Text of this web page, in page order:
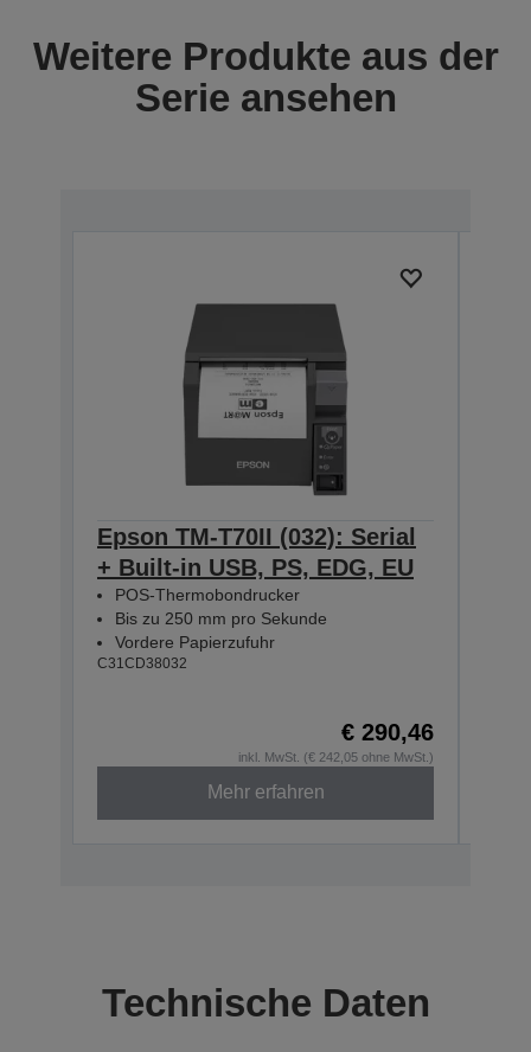
Weitere Produkte aus der
Serie ansehen
Epson TM-T70II (032): Serial
+ Built-in USB, PS, EDG, EU
POS-Thermobondrucker
Bis zu 250 mm pro Sekunde
Vordere Papierzufuhr
C31CD38032
€ 290,46
inkl. MwSt. (€ 242,05 ohne MwSt.)
Mehr erfahren
Technische Daten